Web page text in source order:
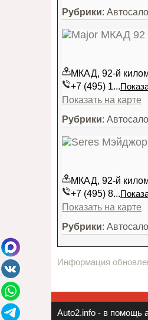
Рубрики:
МКАД, 92-й
+7 (495) 1...
Показать на карте
Рубрики:
МКАД, 92-й
+7 (495) 8...
Показать на карте
Рубрики:
Информация
Auto2.info - в помощь